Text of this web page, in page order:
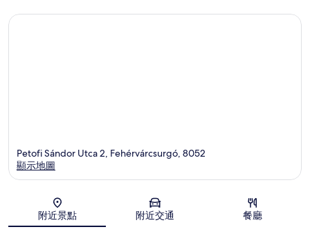
地圖
Petofi Sándor Utca 2, Fehérvárcsurgó, 8052
顯示地圖
附近景點 附近交通 餐廳